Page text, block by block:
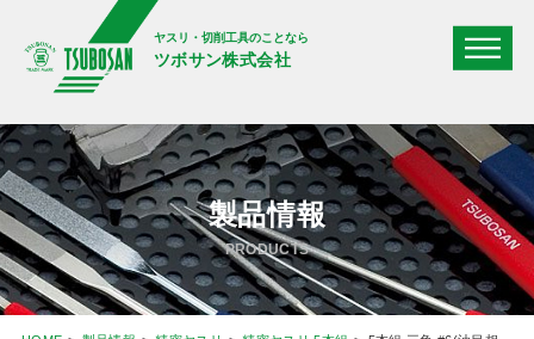
ヤスリ・切削工具のことなら
ツボサン株式会社
製品情報
PRODUCTS